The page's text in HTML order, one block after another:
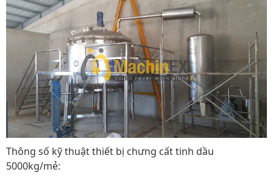
Thông số kỹ thuật thiết bị chưng cất tinh dầu
5000kg/mẻ: